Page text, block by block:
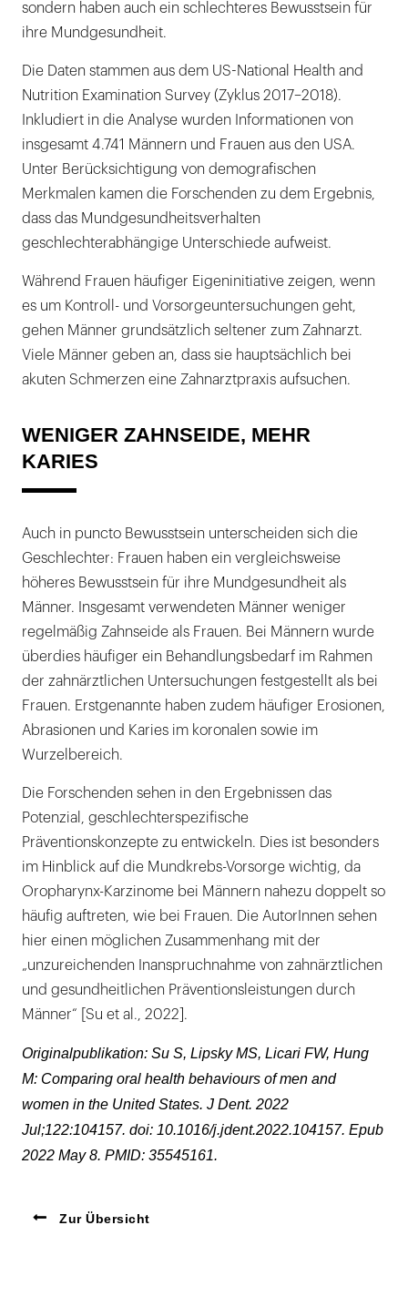
sondern haben auch ein schlechteres Bewusstsein für
ihre Mundgesundheit.
Die Daten stammen aus dem US-National Health and
Nutrition Examination Survey (Zyklus 2017–2018).
Inkludiert in die Analyse wurden Informationen von
insgesamt 4.741 Männern und Frauen aus den USA.
Unter Berücksichtigung von demografischen
Merkmalen kamen die Forschenden zu dem Ergebnis,
dass das Mundgesundheitsverhalten
geschlechterabhängige Unterschiede aufweist.
Während Frauen häufiger Eigeninitiative zeigen, wenn
es um Kontroll- und Vorsorgeuntersuchungen geht,
gehen Männer grundsätzlich seltener zum Zahnarzt.
Viele Männer geben an, dass sie hauptsächlich bei
akuten Schmerzen eine Zahnarztpraxis aufsuchen.
WENIGER ZAHNSEIDE, MEHR
KARIES
Auch in puncto Bewusstsein unterscheiden sich die
Geschlechter: Frauen haben ein vergleichsweise
höheres Bewusstsein für ihre Mundgesundheit als
Männer. Insgesamt verwendeten Männer weniger
regelmäßig Zahnseide als Frauen. Bei Männern wurde
überdies häufiger ein Behandlungsbedarf im Rahmen
der zahnärztlichen Untersuchungen festgestellt als bei
Frauen. Erstgenannte haben zudem häufiger Erosionen,
Abrasionen und Karies im koronalen sowie im
Wurzelbereich.
Die Forschenden sehen in den Ergebnissen das
Potenzial, geschlechterspezifische
Präventionskonzepte zu entwickeln. Dies ist besonders
im Hinblick auf die Mundkrebs-Vorsorge wichtig, da
Oropharynx-Karzinome bei Männern nahezu doppelt so
häufig auftreten, wie bei Frauen. Die AutorInnen sehen
hier einen möglichen Zusammenhang mit der
„unzureichenden Inanspruchnahme von zahnärztlichen
und gesundheitlichen Präventionsleistungen durch
Männer“ [Su et al., 2022].
Originalpublikation: Su S, Lipsky MS, Licari FW, Hung
M: Comparing oral health behaviours of men and
women in the United States. J Dent. 2022
Jul;122:104157. doi: 10.1016/j.jdent.2022.104157. Epub
2022 May 8. PMID: 35545161.
Zur Übersicht